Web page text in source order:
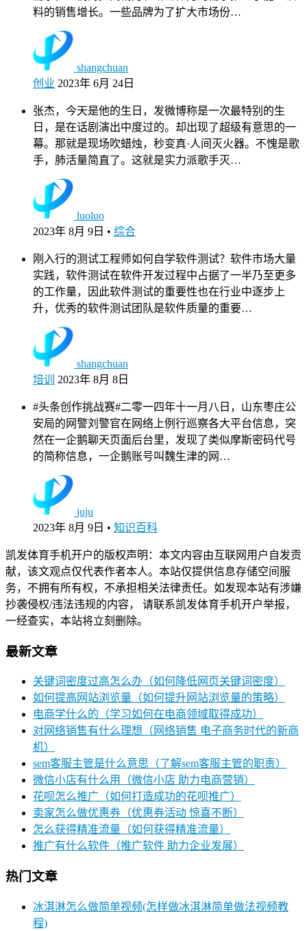
料的销售增长。一些品牌为了扩大市场份…
shangchuan
创业 2023年 6月 24日
张杰，今天是他的生日，发微博称是一次最特别的生
日，是在话剧演出中度过的。却出现了超级有意思的一
幕。那就是现场吹蜡烛，秒变真·人间灭火器。不愧是歌
手，肺活量简直了。这就是实力派歌手灭…
luoluo
2023年 8月 9日 • 综合
刚入行的测试工程师如何自学软件测试？软件市场大量
实践，软件测试在软件开发过程中占据了一半乃至更多
的工作量，因此软件测试的重要性也在行业中逐步上
升，优秀的软件测试团队是软件质量的重要…
shangchuan
培训
2023年 8月 8日
#头条创作挑战赛#二零一四年十一月八日，山东枣庄公
安局的网警刘警官在网络上例行巡察各大平台信息，突
然在一企鹅聊天页面后台里，发现了类似摩斯密码代号
的简称信息，一企鹅账号叫魏生津的网…
juju
2023年 8月 9日 • 知识百科
凯发体育手机开户的版权声明：本文内容由互联网用户自发贡
献，该文观点仅代表作者本人。本站仅提供信息存储空间服
务，不拥有所有权，不承担相关法律责任。如发现本站有涉嫌
抄袭侵权/违法违规的内容， 请联系凯发体育手机开户举报，
一经查实，本站将立刻删除。
最新文章
关键词密度过高怎么办（如何降低网页关键词密度）
如何提高网站浏览量（如何提升网站浏览量的策略）
电商学什么的（学习如何在电商领域取得成功）
对网络销售有什么理想（网络销售 电子商务时代的新商
机）
sem客服主管是什么意思（了解sem客服主管的职责）
微信小店有什么用（微信小店 助力电商营销）
花呗怎么推广（如何打造成功的花呗推广）
卖家怎么做优惠券（优惠券活动 惊喜不断）
怎么获得精准流量（如何获得精准流量）
推广有什么软件（推广软件 助力企业发展）
热门文章
冰淇淋怎么做简单视频(怎样做冰淇淋简单做法视频教
程)